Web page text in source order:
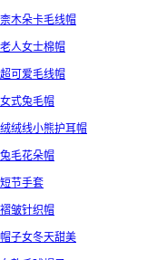
柰木朵卡毛线帽
老人女士棉帽
超可爱毛线帽
女式兔毛帽
绒绒线小熊护耳帽
兔毛花朵帽
短节手套
褶皱针织帽
帽子女冬天甜美